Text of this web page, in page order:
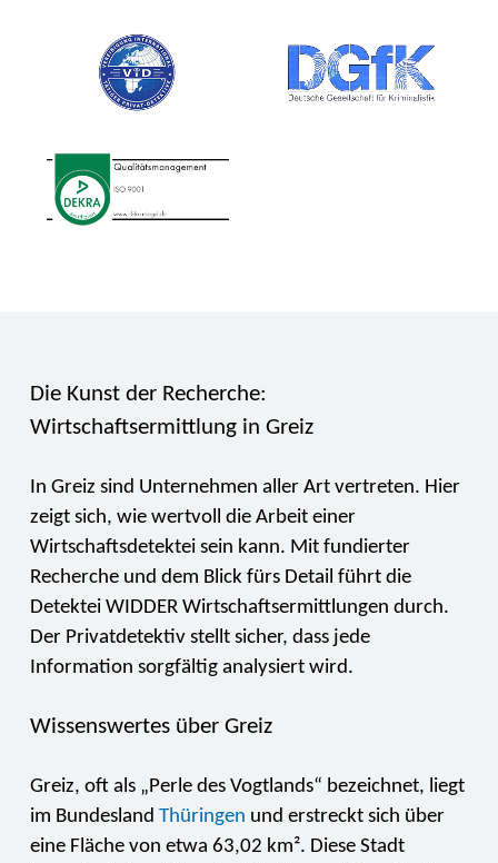
Die Kunst der Recherche:
Wirtschaftsermittlung in Greiz
In Greiz sind Unternehmen aller Art vertreten. Hier
zeigt sich, wie wertvoll die Arbeit einer
Wirtschaftsdetektei sein kann. Mit fundierter
Recherche und dem Blick fürs Detail führt die
Detektei WIDDER Wirtschaftsermittlungen durch.
Der Privatdetektiv stellt sicher, dass jede
Information sorgfältig analysiert wird.
Wissenswertes über Greiz
Greiz, oft als „Perle des Vogtlands“ bezeichnet, liegt
im Bundesland Thüringen und erstreckt sich über
eine Fläche von etwa 63,02 km². Diese Stadt